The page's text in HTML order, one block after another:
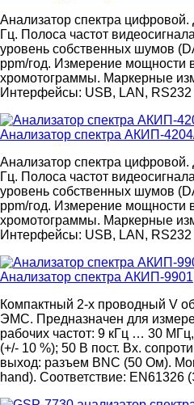
Анализатор спектра
Гц. Полоса частот
уровень собственных шумов
ppm/год. Измерение мощности
хромотограммы. Маркерные
Интерфейсы: USB, LAN,
Анализатор спектра АКИП-
Анализатор спектра
Гц. Полоса частот
уровень собственных шумов
ppm/год. Измерение мощности
хромотограммы. Маркерные
Интерфейсы: USB, LAN,
Анализатор спектра АКИП-9901
Компактный 2-х проводный V
ЭМС. Предназначен для
рабочих частот: 9 кГц … 30
(+/- 10 %); 50 В пост. Вх.
выход: разъем BNC (50 Ом).
hand). Соответствие: